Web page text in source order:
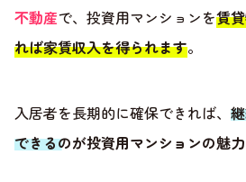
不動産で、投資用マンションを賃
れば家賃収入を得られます。
入居者を長期的に確保できれば、
できるのが投資用マンションの魅力